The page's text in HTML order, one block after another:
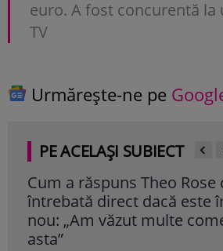
euro. A fost concurentă la
TV
Urmărește-ne pe
PE ACELAȘI SUBIECT
Cum a răspuns Theo
întrebată direct dacă este
nou: „Am văzut multe
asta”